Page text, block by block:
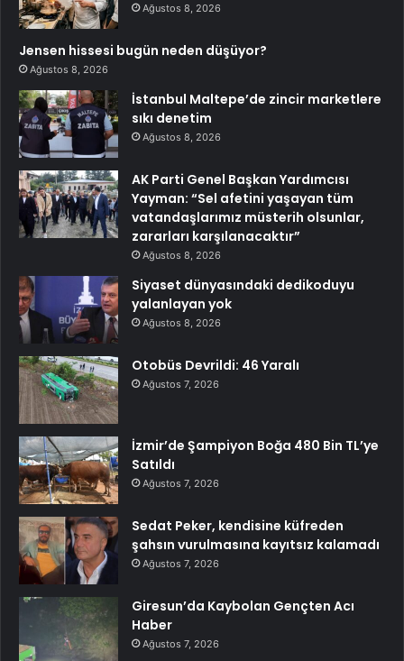
Ağustos 8, 2026
Jensen hissesi bugün neden düşüyor?
Ağustos 8, 2026
İstanbul Maltepe’de zincir marketlere
sıkı denetim
Ağustos 8, 2026
AK Parti Genel Başkan Yardımcısı
Yayman: “Sel afetini yaşayan tüm
vatandaşlarımız müsterih olsunlar,
zararları karşılanacaktır”
Ağustos 8, 2026
Siyaset dünyasındaki dedikoduyu
yalanlayan yok
Ağustos 8, 2026
Otobüs Devrildi: 46 Yaralı
Ağustos 7, 2026
İzmir’de Şampiyon Boğa 480 Bin TL’ye
Satıldı
Ağustos 7, 2026
Sedat Peker, kendisine küfreden
şahsın vurulmasına kayıtsız kalamadı
Ağustos 7, 2026
Giresun’da Kaybolan Gençten Acı
Haber
Ağustos 7, 2026